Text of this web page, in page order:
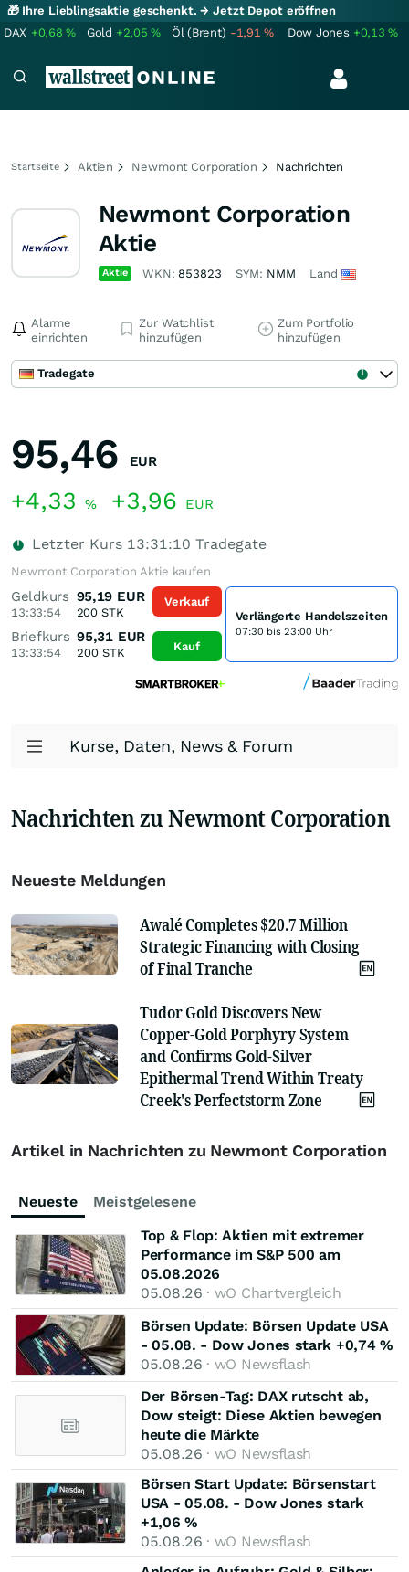
🎁 Ihre Lieblingsaktie geschenkt.→ Jetzt Depot eröffnen
DAX +0,68% Gold +2,05% Öl (Brent) -1,91% Dow Jones +0,13%
Startseite Aktien Newmont Corporation Nachrichten
Newmont Corporation
Aktie
Aktie WKN: 853823 SYM: NMM Land
Alarme
einrichten
Zur Watchlist
hinzufügen
Zum Portfolio
hinzufügen
Tradegate
95,46 EUR
+4,33 % +3,96 EUR
Letzter Kurs 13:31:10 Tradegate
Newmont Corporation Aktie kaufen
Geldkurs
13:33:54
95,19 EUR
200 STK
Briefkurs
13:33:54
95,31 EUR
200STK
Verkauf
Kauf
Verlängerte Handelszeiten
07:30 bis 23:00 Uhr
Kurse, Daten, News & Forum
Nachrichten zu Newmont Corporation
Neueste Meldungen
Awalé Completes $20.7 Million
Strategic Financing with Closing
of Final Tranche
Tudor Gold Discovers New
Copper-Gold Porphyry System
and Confirms Gold-Silver
Epithermal Trend Within Treaty
Creek's Perfectstorm Zone
Artikel in Nachrichten zu Newmont Corporation
Neueste
Meistgelesene
Top & Flop: Aktien mit extremer
Performance im S&P 500 am
05.08.2026
05.08.26 · wO Chartvergleich
Börsen Update: Börsen Update USA
- 05.08. - Dow Jones stark +0,74 %
05.08.26 · wO Newsflash
Der Börsen-Tag: DAX rutscht ab,
Dow steigt: Diese Aktien bewegen
heute die Märkte
05.08.26 · wO Newsflash
Börsen Start Update: Börsenstart
USA - 05.08. - Dow Jones stark
+1,06 %
05.08.26 · wO Newsflash